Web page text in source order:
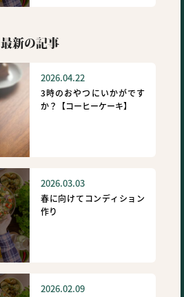
最新の記事
2026.04.22
3時のおやつにいかがです
か？【コーヒーケーキ】
2026.03.03
春に向けてコンディション
作り
2026.02.09